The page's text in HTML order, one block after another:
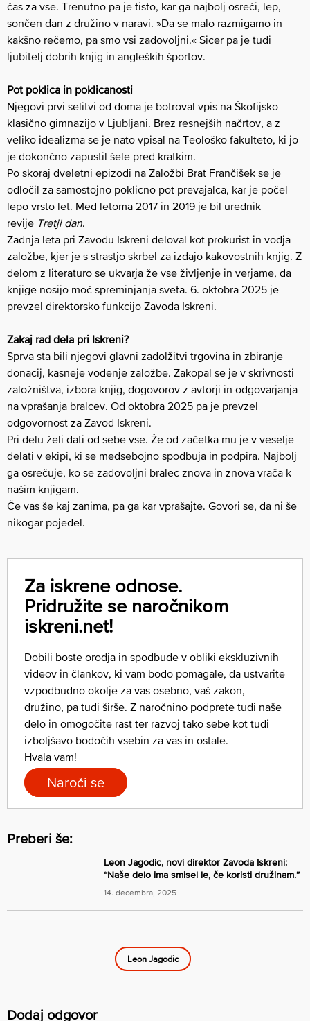
čas za vse. Trenutno pa je tisto, kar ga najbolj osreči, lep,
sončen dan z družino v naravi. »Da se malo razmigamo in
kakšno rečemo, pa smo vsi zadovoljni.« Sicer pa je tudi
ljubitelj dobrih knjig in angleških športov.
Pot poklica in poklicanosti
Njegovi prvi selitvi od doma je botroval vpis na Škofijsko
klasično gimnazijo v Ljubljani. Brez resnejših načrtov, a z
veliko idealizma se je nato vpisal na Teološko fakulteto, ki jo
je dokončno zapustil šele pred kratkim.
Po skoraj dveletni epizodi na Založbi Brat Frančišek se je
odločil za samostojno poklicno pot prevajalca, kar je počel
lepo vrsto let. Med letoma 2017 in 2019 je bil urednik
revije Tretji dan.
Zadnja leta pri Zavodu Iskreni deloval kot prokurist in vodja
založbe, kjer je s strastjo skrbel za izdajo kakovostnih knjig. Z
delom z literaturo se ukvarja že vse življenje in verjame, da
knjige nosijo moč spreminjanja sveta. 6. oktobra 2025 je
prevzel direktorsko funkcijo Zavoda Iskreni.
Zakaj rad dela pri Iskreni?
Sprva sta bili njegovi glavni zadolžitvi trgovina in zbiranje
donacij, kasneje vodenje založbe. Zakopal se je v skrivnosti
založništva, izbora knjig, dogovorov z avtorji in odgovarjanja
na vprašanja bralcev. Od oktobra 2025 pa je prevzel
odgovornost za Zavod Iskreni.
Pri delu želi dati od sebe vse. Že od začetka mu je v veselje
delati v ekipi, ki se medsebojno spodbuja in podpira. Najbolj
ga osrečuje, ko se zadovoljni bralec znova in znova vrača k
našim knjigam.
Če vas še kaj zanima, pa ga kar vprašajte. Govori se, da ni še
nikogar pojedel.
Za iskrene odnose.
Pridružite se naročnikom
iskreni.net!
Dobili boste orodja in spodbude v obliki ekskluzivnih
videov in člankov, ki vam bodo pomagale, da ustvarite
vzpodbudno okolje za vas osebno, vaš zakon,
družino, pa tudi širše. Z naročnino podprete tudi naše
delo in omogočite rast ter razvoj tako sebe kot tudi
izboljšavo bodočih vsebin za vas in ostale.
Hvala vam!
Naroči se
Preberi še:
Leon Jagodic, novi direktor Zavoda Iskreni:
“Naše delo ima smisel le, če koristi družinam.”
14. decembra, 2025
Leon Jagodic
Dodaj odgovor